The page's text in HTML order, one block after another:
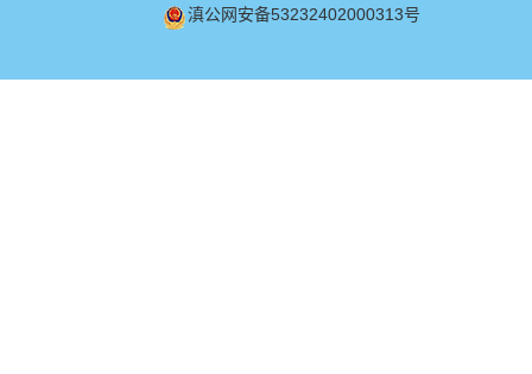
滇公网安备53232402000313号